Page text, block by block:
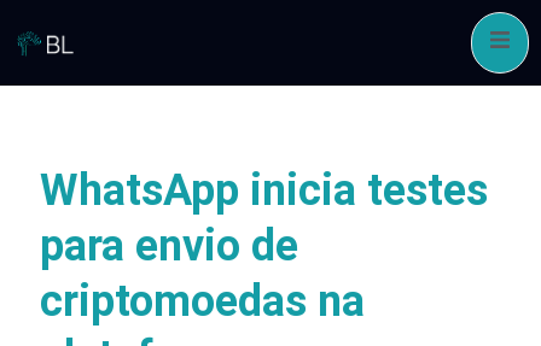
Pular
para
WhatsApp inicia testes
para envio de
criptomoedas na